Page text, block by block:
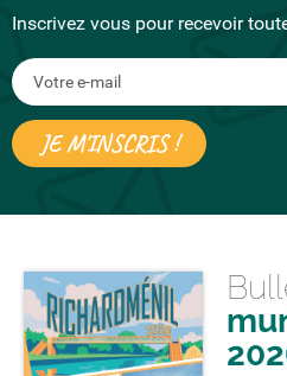
Inscrivez vous pour recevoir